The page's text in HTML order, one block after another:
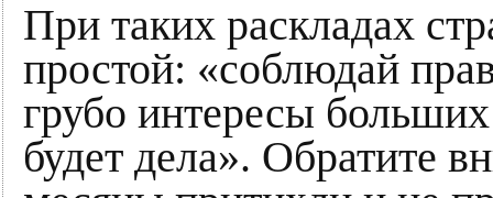
При таких раскладах
простой: «соблюдай
грубо интересы
будет дела». Обратите